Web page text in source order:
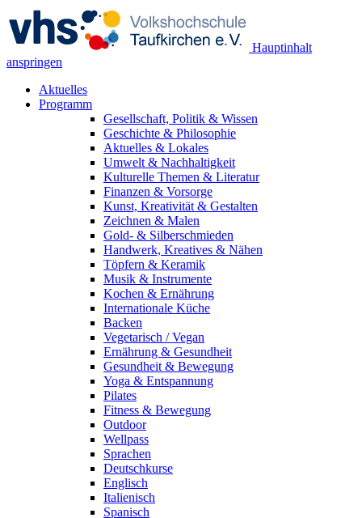
Hauptinhalt
anspringen
Aktuelles
Programm
Gesellschaft, Politik & Wissen
Geschichte & Philosophie
Aktuelles & Lokales
Umwelt & Nachhaltigkeit
Kulturelle Themen & Literatur
Finanzen & Vorsorge
Kunst, Kreativität & Gestalten
Zeichnen & Malen
Gold- & Silberschmieden
Handwerk, Kreatives & Nähen
Töpfern & Keramik
Musik & Instrumente
Kochen & Ernährung
Internationale Küche
Backen
Vegetarisch / Vegan
Ernährung & Gesundheit
Gesundheit & Bewegung
Yoga & Entspannung
Pilates
Fitness & Bewegung
Outdoor
Wellpass
Sprachen
Deutschkurse
Englisch
Italienisch
Spanisch